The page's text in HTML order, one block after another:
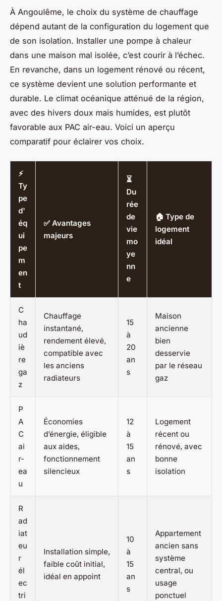
À Angoulême, le choix du système de chauffage
dépend autant de la configuration du logement que
de son isolation. Installer une pompe à chaleur
dans une maison mal isolée, c’est courir à l’échec.
En revanche, dans un logement rénové ou récent,
ce système devient une solution performante et
durable. Le climat océanique atténué de la région,
avec des hivers doux mais humides, est plutôt
favorable aux PAC air-eau. Voici un aperçu
comparatif pour éclairer vos choix.
⚡
Ty
pe
d'
éq
ui
pe
m
en
t
✅ Avantages
majeurs
⏳
Du
rée
de
vie
mo
ye
nn
e
🏠 Type de
logement
idéal
C
ha
ud
iè
re
ga
z
Chauffage
instantané,
rendement élevé,
compatible avec
les anciens
radiateurs
15
à
20
an
s
Maison
ancienne
bien
desservie
par le réseau
gaz
P
A
C
ai
r-
ea
u
Économies
d’énergie, éligible
aux aides,
fonctionnement
silencieux
12
à
15
an
s
Logement
récent ou
rénové, avec
bonne
isolation
R
ad
iat
eu
r
él
ec
tri
Installation simple,
faible coût initial,
idéal en appoint
10
à
15
an
s
Appartement
ancien sans
système
central, ou
usage
ponctuel